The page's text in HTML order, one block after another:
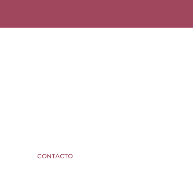
CONTACTO